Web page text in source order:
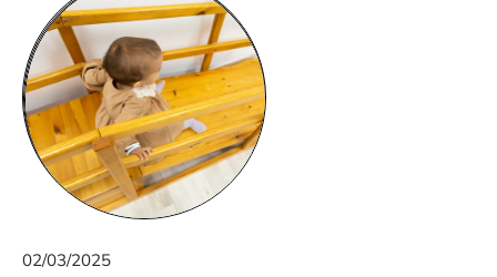
02/03/2025